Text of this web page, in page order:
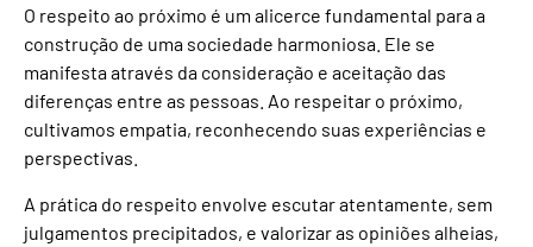
O respeito ao próximo é um alicerce fundamental para a
construção de uma sociedade harmoniosa. Ele se
manifesta através da consideração e aceitação das
diferenças entre as pessoas. Ao respeitar o próximo,
cultivamos empatia, reconhecendo suas experiências e
perspectivas.
A prática do respeito envolve escutar atentamente, sem
julgamentos precipitados, e valorizar as opiniões alheias,